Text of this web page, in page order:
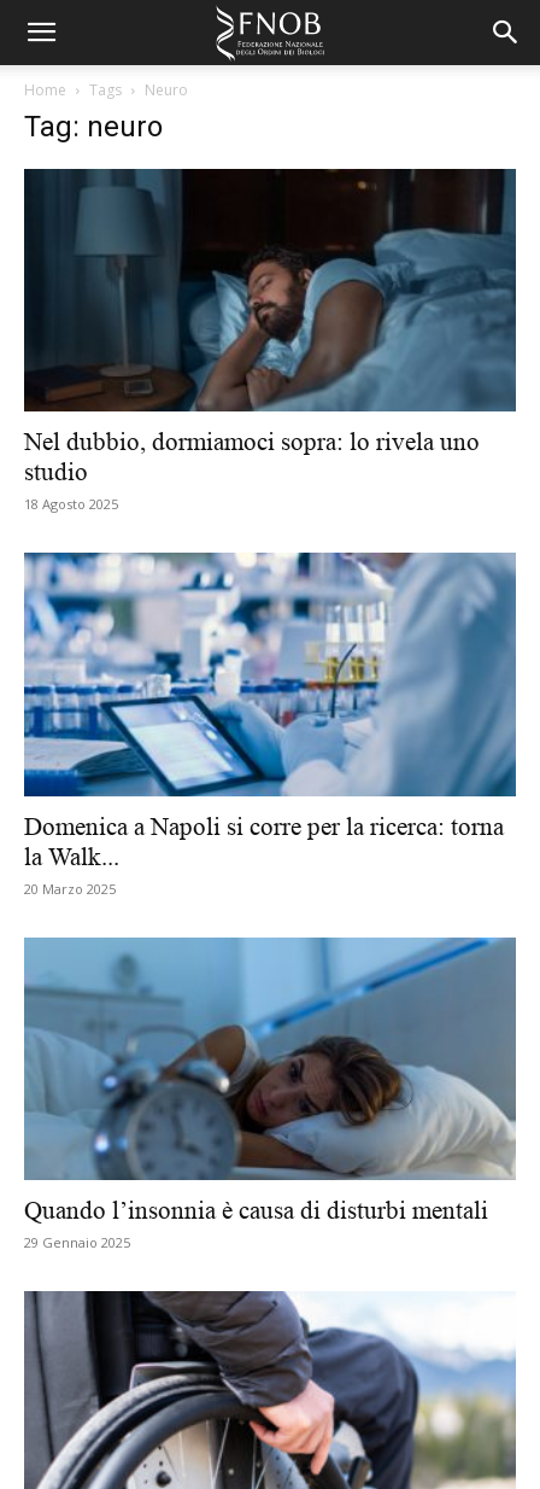
Home Tags Neuro
Tag: neuro
Nel dubbio, dormiamoci sopra: lo rivela uno
studio
18 Agosto 2025
Domenica a Napoli si corre per la ricerca: torna
la Walk...
20 Marzo 2025
Quando l’insonnia è causa di disturbi mentali
29 Gennaio 2025